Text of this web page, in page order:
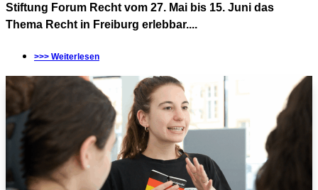
Stiftung Forum Recht vom 27. Mai bis 15. Juni das
Thema Recht in Freiburg erlebbar....
>>> Weiterlesen